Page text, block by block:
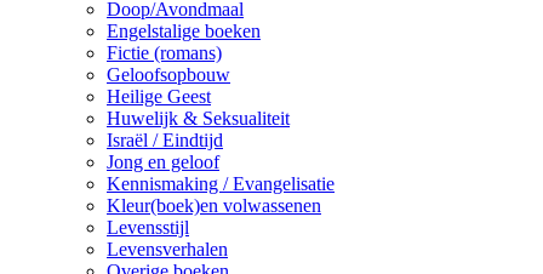
Doop/Avondmaal
Engelstalige boeken
Fictie (romans)
Geloofsopbouw
Heilige Geest
Huwelijk & Seksualiteit
Israël / Eindtijd
Jong en geloof
Kennismaking / Evangelisatie
Kleur(boek)en volwassenen
Levensstijl
Levensverhalen